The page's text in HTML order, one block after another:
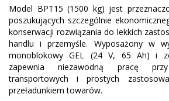
Model BPT15 (1500 kg) jest
poszukujących szczególnie
konserwacji rozwiązania do lekkich
handlu i przemyśle. Wyposażony w
monoblokowy GEL (24 V, 65 Ah) i
zapewnia niezawodną pracę
transportowych i prostych
przeładunkiem towarów.